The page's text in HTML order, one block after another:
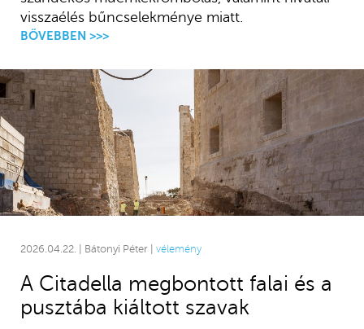
visszaélés bűncselekménye miatt.
BŐVEBBEN >>>
2026.04.22. | Bátonyi Péter | vélemény
A Citadella megbontott falai és a
pusztába kiáltott szavak